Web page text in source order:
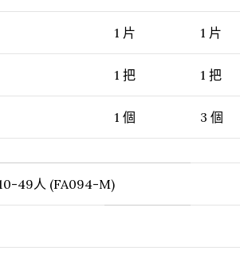
1 片 1 片
1 把 1 把
1 個 3 個
49人 (FA094-M)